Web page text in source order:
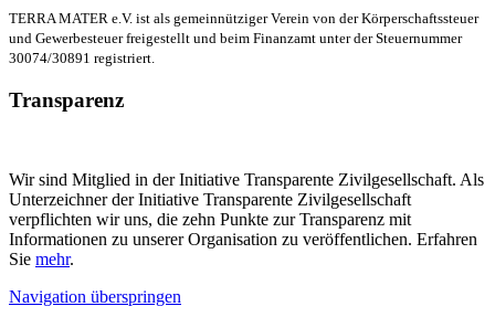
TERRA MATER e.V. ist als gemeinnütziger Verein von der Körperschaftssteuer
und Gewerbesteuer freigestellt und beim Finanzamt unter der Steuernummer
30074/30891 registriert.
Transparenz
Wir sind Mitglied in der Initiative Transparente Zivilgesellschaft. Als
Unterzeichner der Initiative Transparente Zivilgesellschaft
verpflichten wir uns, die zehn Punkte zur Transparenz mit
Informationen zu unserer Organisation zu veröffentlichen. Erfahren
Sie mehr.
Navigation überspringen